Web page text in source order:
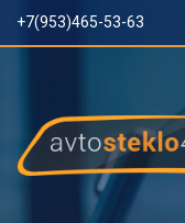
+7(953)465-53-63